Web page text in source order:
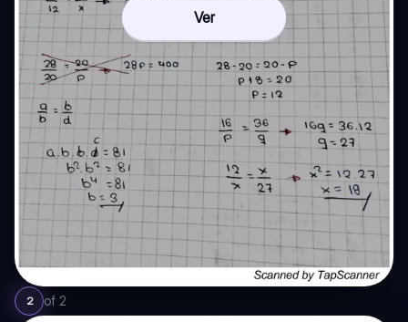
Ver
2 of 2